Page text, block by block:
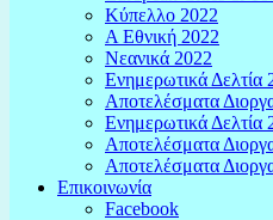
Κύπελλο 2022
Α Εθνική 2022
Νεανικά 2022
Ενημερωτικά Δελτία
Αποτελέσματα
Ενημερωτικά Δελτία
Αποτελέσματα
Αποτελέσματα
Επικοινωνία
Facebook